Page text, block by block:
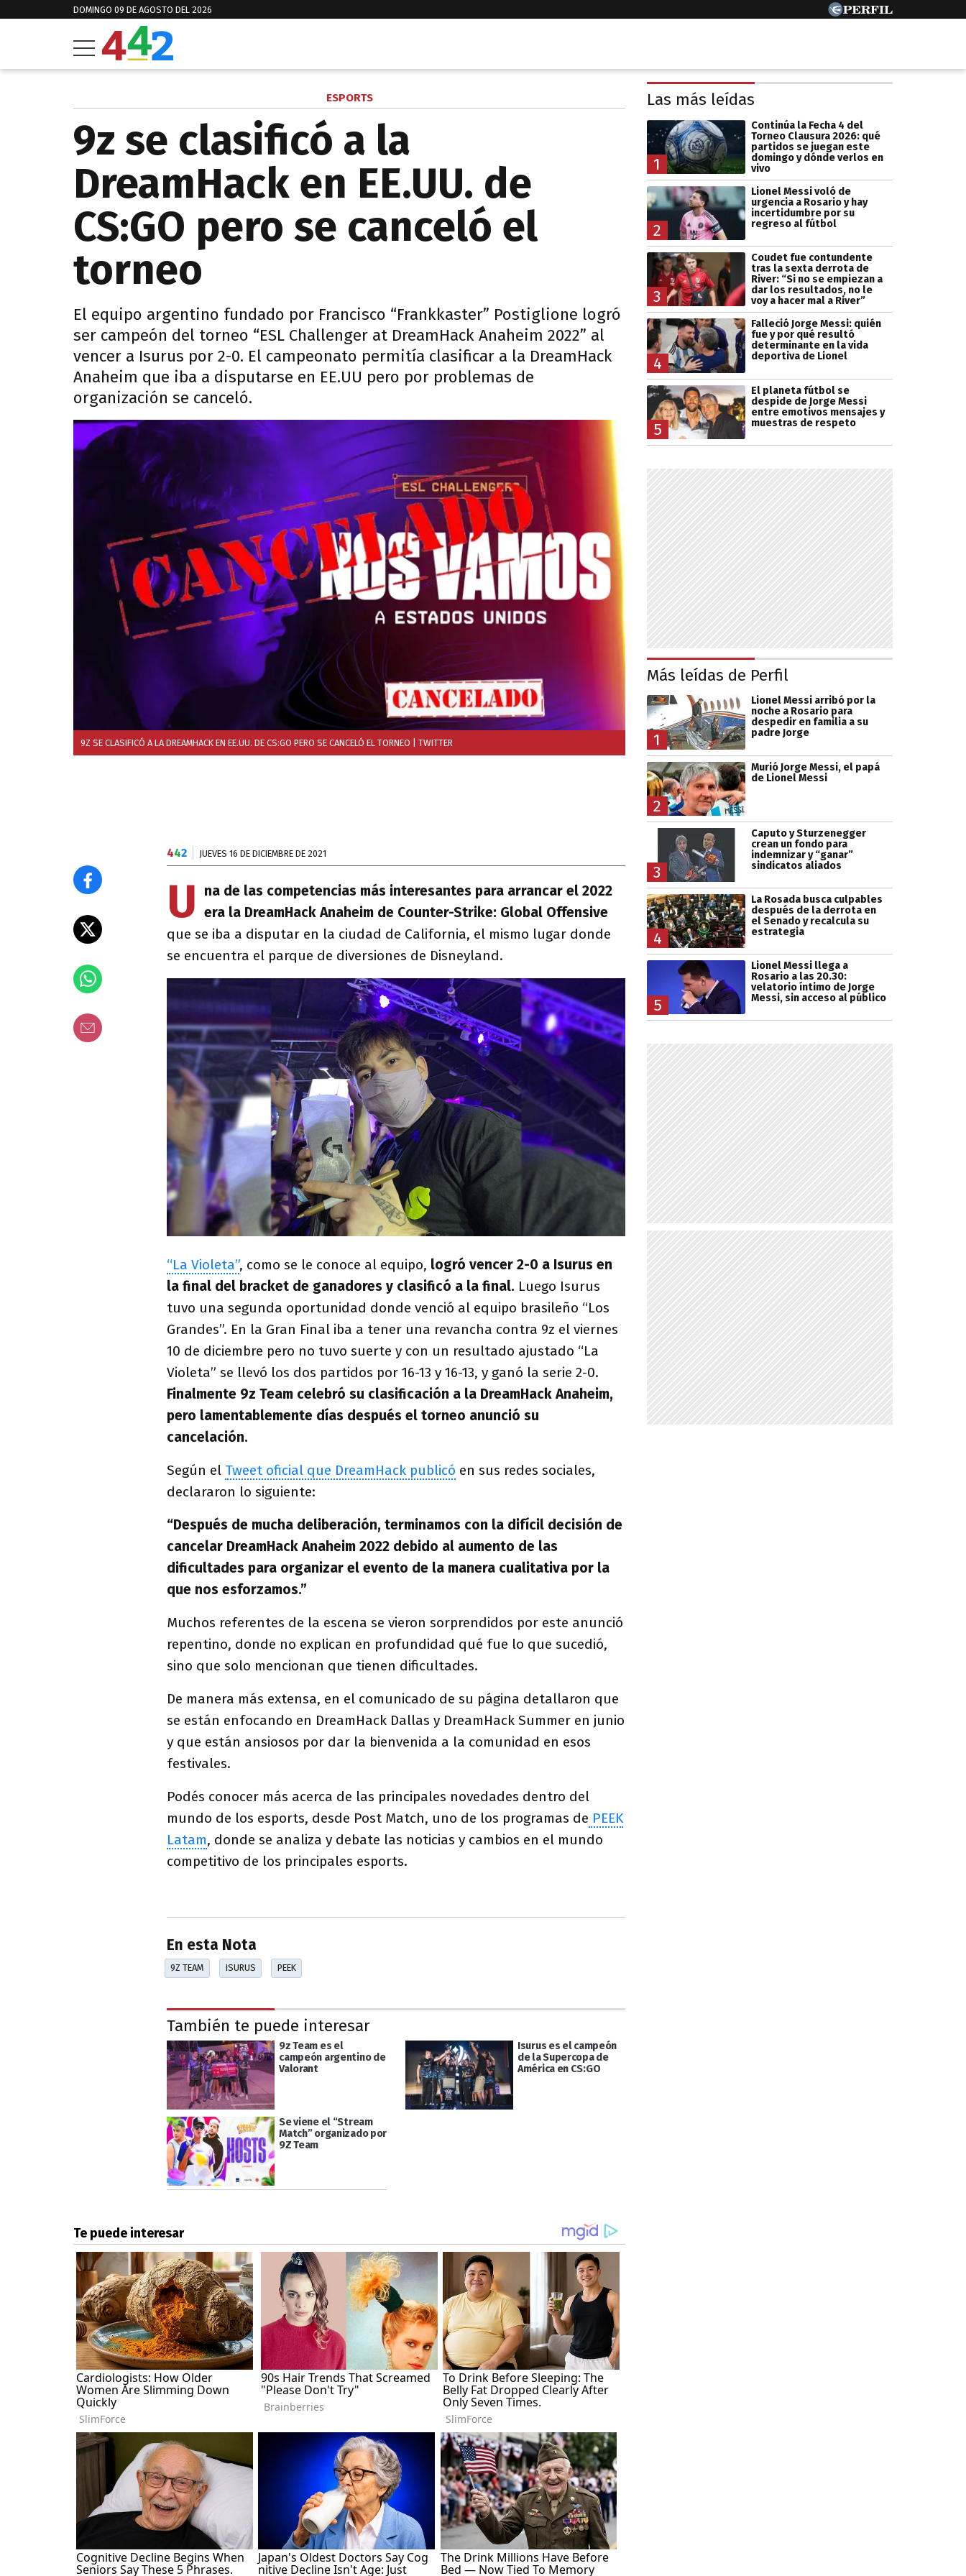
DOMINGO 09 DE AGOSTO DEL 2026
ESPORTS
9z se clasificó a la
DreamHack en EE.UU. de
CS:GO pero se canceló el
torneo
El equipo argentino fundado por Francisco “Frankkaster” Postiglione logró
ser campeón del torneo “ESL Challenger at DreamHack Anaheim 2022” al
vencer a Isurus por 2-0. El campeonato permitía clasificar a la DreamHack
Anaheim que iba a disputarse en EE.UU pero por problemas de
organización se canceló.
9Z SE CLASIFICÓ A LA DREAMHACK EN EE.UU. DE CS:GO PERO SE CANCELÓ EL TORNEO | TWITTER
442 JUEVES 16 DE DICIEMBRE DE 2021
U
na de las competencias más interesantes para arrancar el 2022
era la DreamHack Anaheim de Counter-Strike: Global Offensive
que se iba a disputar en la ciudad de California, el mismo lugar donde
se encuentra el parque de diversiones de Disneyland.
“La Violeta”, como se le conoce al equipo, logró vencer 2-0 a Isurus en
la final del bracket de ganadores y clasificó a la final. Luego Isurus
tuvo una segunda oportunidad donde venció al equipo brasileño “Los
Grandes”. En la Gran Final iba a tener una revancha contra 9z el viernes
10 de diciembre pero no tuvo suerte y con un resultado ajustado “La
Violeta” se llevó los dos partidos por 16-13 y 16-13, y ganó la serie 2-0.
Finalmente 9z Team celebró su clasificación a la DreamHack Anaheim,
pero lamentablemente días después el torneo anunció su
cancelación.
Según el Tweet oficial que DreamHack publicó en sus redes sociales,
declararon lo siguiente:
“Después de mucha deliberación, terminamos con la difícil decisión de
cancelar DreamHack Anaheim 2022 debido al aumento de las
dificultades para organizar el evento de la manera cualitativa por la
que nos esforzamos.”
Muchos referentes de la escena se vieron sorprendidos por este anunció
repentino, donde no explican en profundidad qué fue lo que sucedió,
sino que solo mencionan que tienen dificultades.
De manera más extensa, en el comunicado de su página detallaron que
se están enfocando en DreamHack Dallas y DreamHack Summer en junio
y que están ansiosos por dar la bienvenida a la comunidad en esos
festivales.
Podés conocer más acerca de las principales novedades dentro del
mundo de los esports, desde Post Match, uno de los programas de PEEK
Latam, donde se analiza y debate las noticias y cambios en el mundo
competitivo de los principales esports.
En esta Nota
9Z TEAM ISURUS PEEK
También te puede interesar
9z Team es el
campeón argentino de
Valorant
Isurus es el campeón
de la Supercopa de
América en CS:GO
Se viene el “Stream
Match” organizado por
9Z Team
Las más leídas
1
Continúa la Fecha 4 del
Torneo Clausura 2026: qué
partidos se juegan este
domingo y dónde verlos en
vivo
2
Lionel Messi voló de
urgencia a Rosario y hay
incertidumbre por su
regreso al fútbol
3
Coudet fue contundente
tras la sexta derrota de
River: “Si no se empiezan a
dar los resultados, no le
voy a hacer mal a River”
4
Falleció Jorge Messi: quién
fue y por qué resultó
determinante en la vida
deportiva de Lionel
5
El planeta fútbol se
despide de Jorge Messi
entre emotivos mensajes y
muestras de respeto
Más leídas de Perfil
1
Lionel Messi arribó por la
noche a Rosario para
despedir en familia a su
padre Jorge
2
Murió Jorge Messi, el papá
de Lionel Messi
3
Caputo y Sturzenegger
crean un fondo para
indemnizar y “ganar”
sindicatos aliados
4
La Rosada busca culpables
después de la derrota en
el Senado y recalcula su
estrategia
5
Lionel Messi llega a
Rosario a las 20.30:
velatorio íntimo de Jorge
Messi, sin acceso al público